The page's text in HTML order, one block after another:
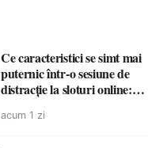
Ce caracteristici se simt mai
puternic într-o sesiune de
distracție la sloturi online:
acum 1 zi